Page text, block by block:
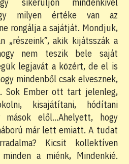
milyen értéke van az
rongálja a sajátját. Mondjuk,
„részeink”, akik kijátsszák a
nem teszik bele saját
legjavát a közért, de el is
mindenből csak elvesznek,
Sok Ember ott tart jelenleg,
kisajátítani, hódítani
mások elől…Ahelyett, hogy
már lett emiatt. A tudat
Kicsit kollektíven
a miénk, Mindenkié.